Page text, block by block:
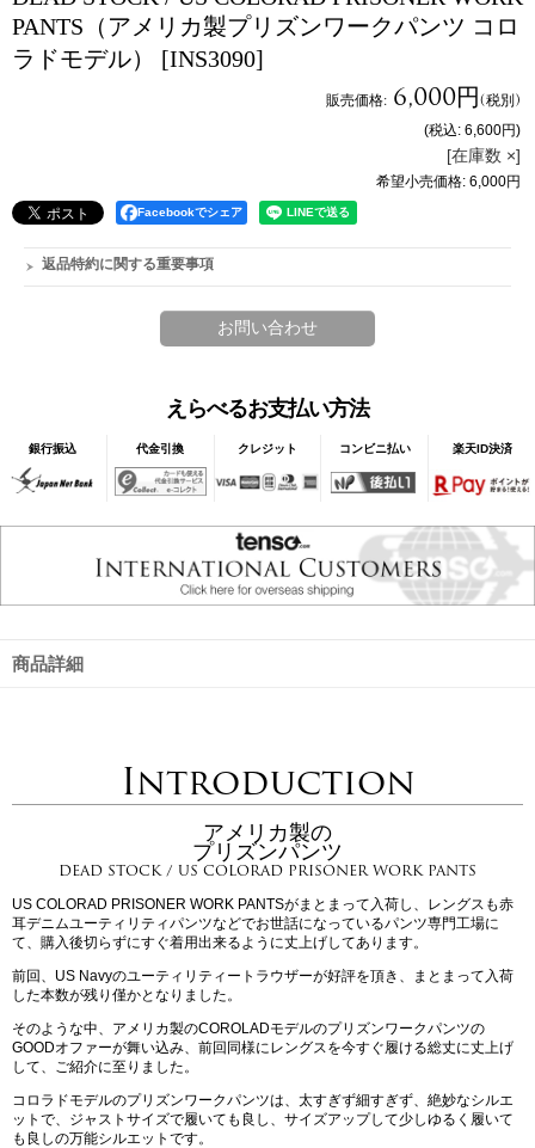
PANTS（アメリカ製プリズンワークパンツ コロ
ラドモデル） [INS3090]
販売価格: 6,000円(税別)
(税込: 6,600円)
[在庫数 ×]
希望小売価格: 6,000円
Facebookでシェア
返品特約に関する重要事項
えらべるお支払い方法
銀行振込 代金引換 クレジット コンビニ払い 楽天ID決済
商品詳細
Introduction
アメリカ製の
プリズンパンツ
DEAD STOCK / US COLORAD PRISONER WORK PANTS
US COLORAD PRISONER WORK PANTSがまとまって入荷し、レングスも赤
耳デニムユーティリティパンツなどでお世話になっているパンツ専門工場に
て、購入後切らずにすぐ着用出来るように丈上げしてあります。
前回、US Navyのユーティリティートラウザーが好評を頂き、まとまって入荷
した本数が残り僅かとなりました。
そのような中、アメリカ製のCOROLADモデルのプリズンワークパンツの
GOODオファーが舞い込み、前回同様にレングスを今すぐ履ける総丈に丈上げ
して、ご紹介に至りました。
コロラドモデルのプリズンワークパンツは、太すぎず細すぎず、絶妙なシルエ
ットで、ジャストサイズで履いても良し、サイズアップして少しゆるく履いて
も良しの万能シルエットです。